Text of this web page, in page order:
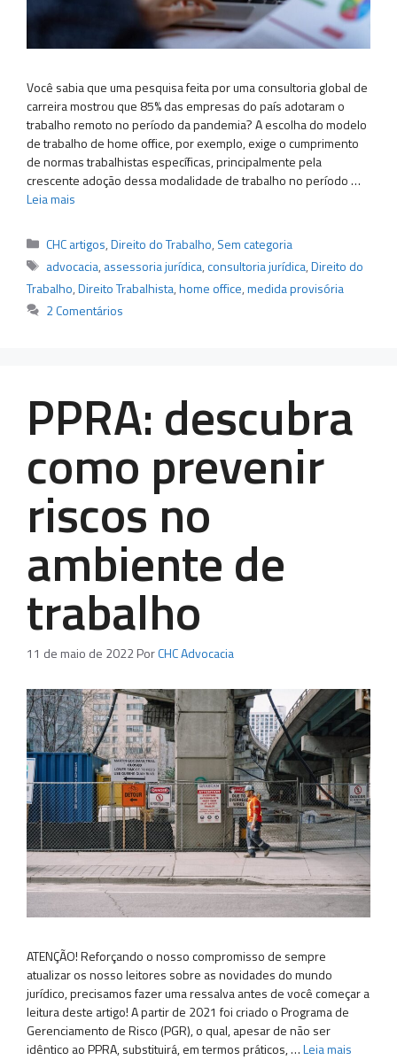
Você sabia que uma pesquisa feita por uma consultoria global de
carreira mostrou que 85% das empresas do país adotaram o
trabalho remoto no período da pandemia? A escolha do modelo
de trabalho de home office, por exemplo, exige o cumprimento
de normas trabalhistas específicas, principalmente pela
crescente adoção dessa modalidade de trabalho no período …
Leia mais
Categorias
CHC artigos,Direito do Trabalho, Sem categoria
Tags
advocacia, assessoria jurídica,consultoria jurídica,Direito do
Trabalho,Direito Trabalhista,home office,medida provisória
2 Comentários
PPRA: descubra
como prevenir
riscos no
ambiente de
trabalho
11 de maio de 2022PorCHC Advocacia
ATENÇÃO! Reforçando o nosso compromisso de sempre
atualizar os nosso leitores sobre as novidades do mundo
jurídico, precisamos fazer uma ressalva antes de você começar a
leitura deste artigo! A partir de 2021 foi criado o Programa de
Gerenciamento de Risco (PGR), o qual, apesar de não ser
idêntico ao PPRA, substituirá, em termos práticos, …Leia mais